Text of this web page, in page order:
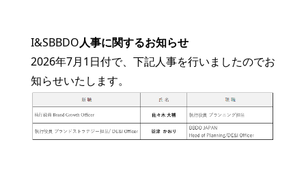
I&SBBDO人事に関するお知らせ
2026年7月1日付で、下記人事を行いましたのでお
知らせいたします。